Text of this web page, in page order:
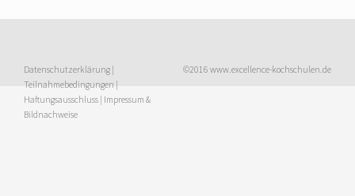
Datenschutzerklärung
Teilnahmebedingungen
Haftungsausschluss Impressum &
Bildnachweise
©2016 www.excellence-kochschulen.de